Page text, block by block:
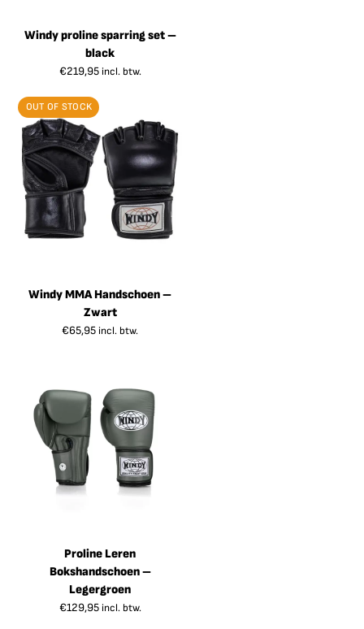
Windy proline sparring set –
black
€219,95 incl. btw.
OUT OF STOCK
Windy MMA Handschoen –
Zwart
€65,95 incl. btw.
Proline Leren
Bokshandschoen –
Legergroen
€129,95 incl. btw.